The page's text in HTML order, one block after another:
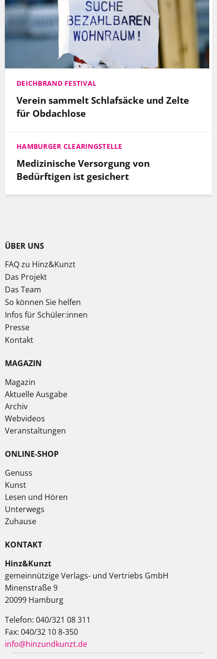
DEICHBRAND FESTIVAL
Verein sammelt Schlafsäcke und Zelte
für Obdachlose
HAMBURGER CLEARINGSTELLE
Medizinische Versorgung von
Bedürftigen ist gesichert
ÜBER UNS
FAQ zu Hinz&Kunzt
Das Projekt
Das Team
So können Sie helfen
Infos für Schüler:innen
Presse
Kontakt
MAGAZIN
Magazin
Aktuelle Ausgabe
Archiv
Webvideos
Veranstaltungen
ONLINE-SHOP
Genuss
Kunst
Lesen und Hören
Unterwegs
Zuhause
KONTAKT
Hinz&Kunzt
gemeinnützige Verlags- und Vertriebs GmbH
Minenstraße 9
20099 Hamburg
Telefon: 040/321 08 311
Fax: 040/32 10 8-350
info@hinzundkunzt.de